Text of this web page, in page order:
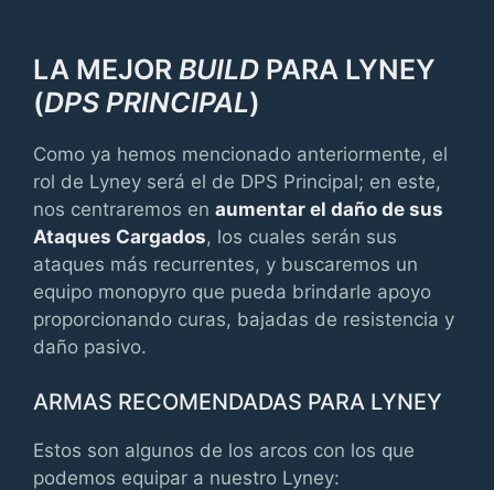
LA MEJOR BUILD PARA LYNEY
(DPS PRINCIPAL)
Como ya hemos mencionado anteriormente, el
rol de Lyney será el de DPS Principal; en este,
nos centraremos en aumentar el daño de sus
Ataques Cargados, los cuales serán sus
ataques más recurrentes, y buscaremos un
equipo monopyro que pueda brindarle apoyo
proporcionando curas, bajadas de resistencia y
daño pasivo.
ARMAS RECOMENDADAS PARA LYNEY
Estos son algunos de los arcos con los que
podemos equipar a nuestro Lyney: